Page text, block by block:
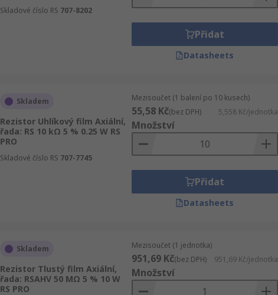
Skladové číslo RS 707-8202
Přidat
Datasheets
Skladem
Rezistor Uhlíkový film Axiální,
řada: RS 10 kΩ 5 % 0.25 W RS
PRO
Skladové číslo RS 707-7745
Mezisoučet (1 balení po 10 kusech)
55,58 Kč(bez DPH) 5,558 Kč/jednotka
Množství
Přidat
Datasheets
Skladem
Rezistor Tlustý film Axiální,
řada: RSAHV 50 MΩ 5 % 10 W
RS PRO
Mezisoučet (1 jednotka)
951,69 Kč(bez DPH) 951,69 Kč/jednotka
Množství